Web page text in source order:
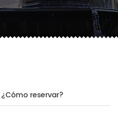
¿Cómo reservar?